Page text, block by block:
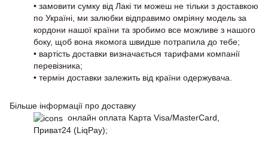
• замовити сумку від Лакі ти можеш не тільки з доставкою
по Україні, ми залюбки відправимо омріяну модель за
кордони нашої країни та зробимо все можливе з нашого
боку, щоб вона якомога швидше потрапила до тебе;
• вартість доставки визначається тарифами компанії
перевізника;
• термін доставки залежить від країни одержувача.
Більше інформації про доставку
онлайн оплата Карта Visa/MasterCard,
Приват24 (LiqPay);